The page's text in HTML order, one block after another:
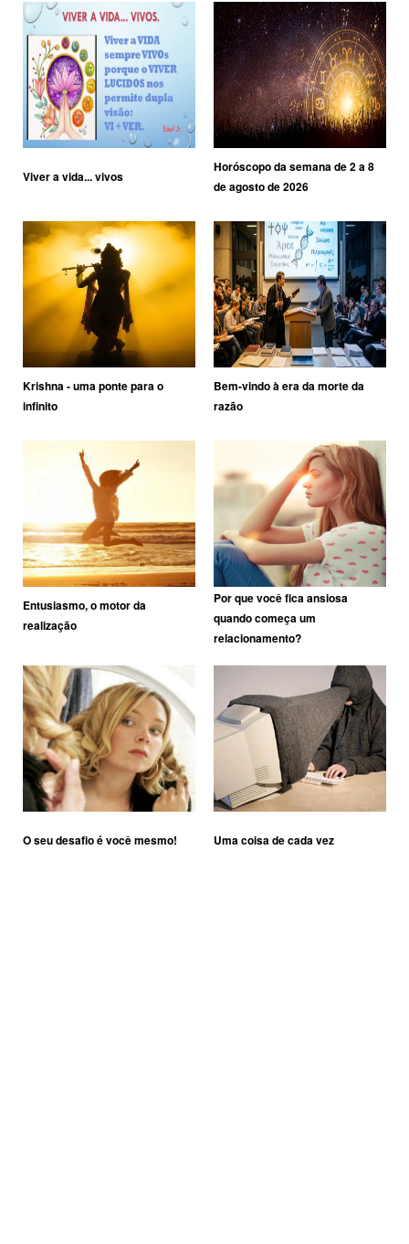
Viver a vida... vivos
Horóscopo da semana de 2 a 8
de agosto de 2026
Krishna - uma ponte para o
infinito
Bem-vindo à era da morte da
razão
Entusiasmo, o motor da
realização
Por que você fica ansiosa
quando começa um
relacionamento?
O seu desafio é você mesmo! Uma coisa de cada vez